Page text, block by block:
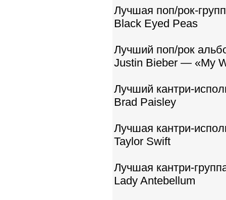
Лучшая поп/рок-
Black Eyed Peas
Лучший поп/рок
Justin Bieber — «My
Лучший кантри-
Brad Paisley
Лучшая кантри-
Taylor Swift
Лучшая кантри-
Lady Antebellum